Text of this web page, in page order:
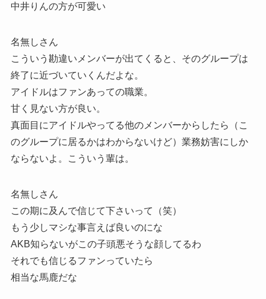
中井りんの方が可愛い
名無しさん
こういう勘違いメンバーが出てくると、そのグループは
終了に近づいていくんだよな。
アイドルはファンあっての職業。
甘く見ない方が良い。
真面目にアイドルやってる他のメンバーからしたら（こ
のグループに居るかはわからないけど）業務妨害にしか
ならないよ。こういう輩は。
名無しさん
この期に及んで信じて下さいって（笑）
もう少しマシな事言えば良いのにな
AKB知らないがこの子頭悪そうな顔してるわ
それでも信じるファンっていたら
相当な馬鹿だな